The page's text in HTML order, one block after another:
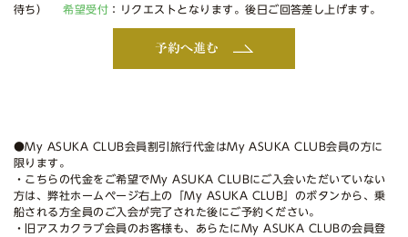
待ち）希望受付 ：リクエストとなります。後日ご回答差し上げます。
予約へ進む
●My ASUKA CLUB会員割引旅行代金はMy ASUKA CLUB会員の方に
限ります。
・こちらの代金をご希望でMy ASUKA CLUBにご入会いただいていない
方は、弊社ホームページ右上の「My ASUKA CLUB」のボタンから、乗
船される方全員のご入会が完了された後にご予約ください。
・旧アスカクラブ会員のお客様も、あらたにMy ASUKA CLUBの会員登